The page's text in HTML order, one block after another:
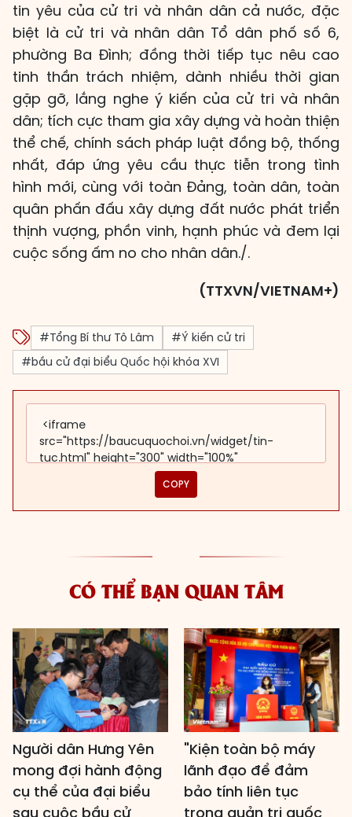
tin yêu của cử tri và nhân dân cả nước, đặc
biệt là cử tri và nhân dân Tổ dân phố số 6,
phường Ba Đình; đồng thời tiếp tục nêu cao
tinh thần trách nhiệm, dành nhiều thời gian
gặp gỡ, lắng nghe ý kiến của cử tri và nhân
dân; tích cực tham gia xây dựng và hoàn thiện
thể chế, chính sách pháp luật đồng bộ, thống
nhất, đáp ứng yêu cầu thực tiễn trong tình
hình mới, cùng với toàn Đảng, toàn dân, toàn
quân phấn đấu xây dựng đất nước phát triển
thịnh vượng, phồn vinh, hạnh phúc và đem lại
cuộc sống ấm no cho nhân dân./.
(TTXVN/VIETNAM+)
#Tổng Bí thư Tô Lâm
#Ý kiến cử tri
#bầu cử đại biểu Quốc hội khóa XVI
COPY
CÓ THỂ BẠN QUAN TÂM
Người dân Hưng Yên
mong đợi hành động
cụ thể của đại biểu
sau cuộc bầu cử
"Kiện toàn bộ máy
lãnh đạo để đảm
bảo tính liên tục
trong quản trị quốc